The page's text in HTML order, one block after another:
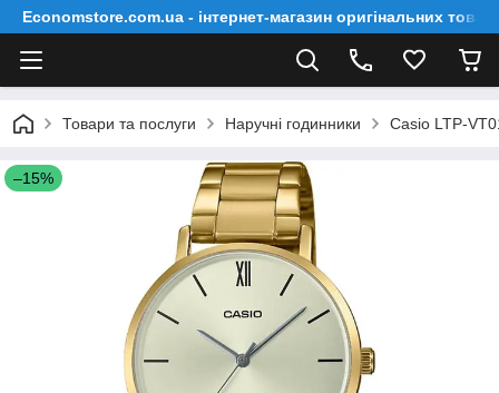
Economstore.com.ua - інтернет-магазин оригінальних
Товари та послуги Наручні годинники Casio LTP-
–15%